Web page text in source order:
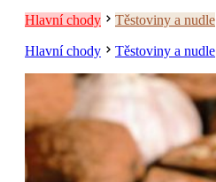
Hlavní chody Těstoviny a nudle
Hlavní chody Těstoviny a nudle